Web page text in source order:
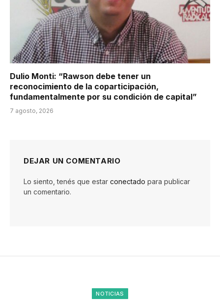
Dulio Monti: “Rawson debe tener un
reconocimiento de la coparticipación,
fundamentalmente por su condición de capital”
7 agosto, 2026
DEJAR UN COMENTARIO
Lo siento, tenés que estar conectado para publicar
un comentario.
NOTICIAS